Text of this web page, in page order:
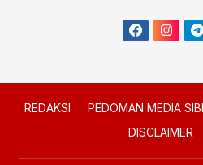
REDAKSI PEDOMAN MEDIA
DISCLAIMER